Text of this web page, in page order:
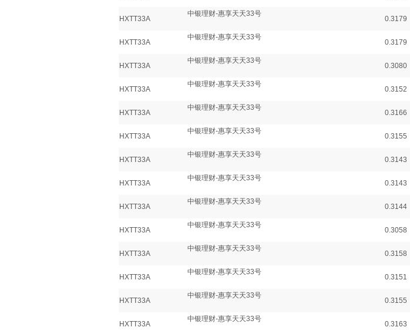
HXTT33A
中银理财-惠享天天33号
0.3179
HXTT33A
中银理财-惠享天天33号
0.3179
HXTT33A
中银理财-惠享天天33号
0.3080
HXTT33A
中银理财-惠享天天33号
0.3152
HXTT33A
中银理财-惠享天天33号
0.3166
HXTT33A
中银理财-惠享天天33号
0.3155
HXTT33A
中银理财-惠享天天33号
0.3143
HXTT33A
中银理财-惠享天天33号
0.3143
HXTT33A
中银理财-惠享天天33号
0.3144
HXTT33A
中银理财-惠享天天33号
0.3058
HXTT33A
中银理财-惠享天天33号
0.3158
HXTT33A
中银理财-惠享天天33号
0.3151
HXTT33A
中银理财-惠享天天33号
0.3155
HXTT33A
中银理财-惠享天天33号
0.3163